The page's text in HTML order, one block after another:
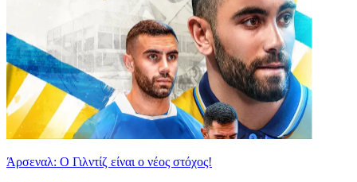
Άρσεναλ: Ο Γιλντίζ είναι ο νέος στόχος!